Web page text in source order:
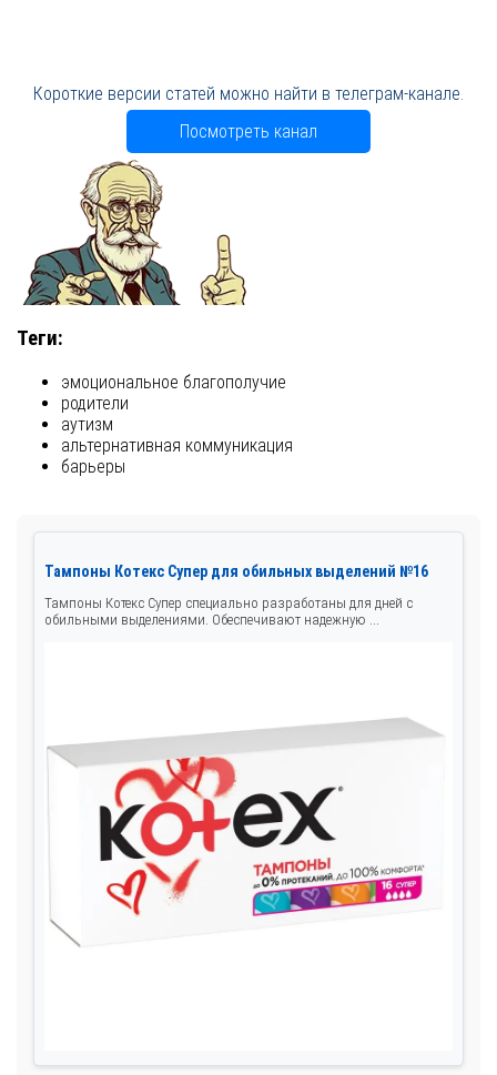
Короткие версии статей можно найти в телеграм-канале.
Посмотреть канал
Теги:
эмоциональное благополучие
родители
аутизм
альтернативная коммуникация
барьеры
Тампоны Котекс Супер для обильных выделений №16
Тампоны Котекс Супер специально разработаны для дней с
обильными выделениями. Обеспечивают надежную ...